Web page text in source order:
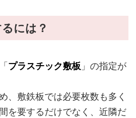
には？
プラスチック敷板 」の指定が
、敷鉄板では必要枚数も多く
を要するだけでなく、近隣だ